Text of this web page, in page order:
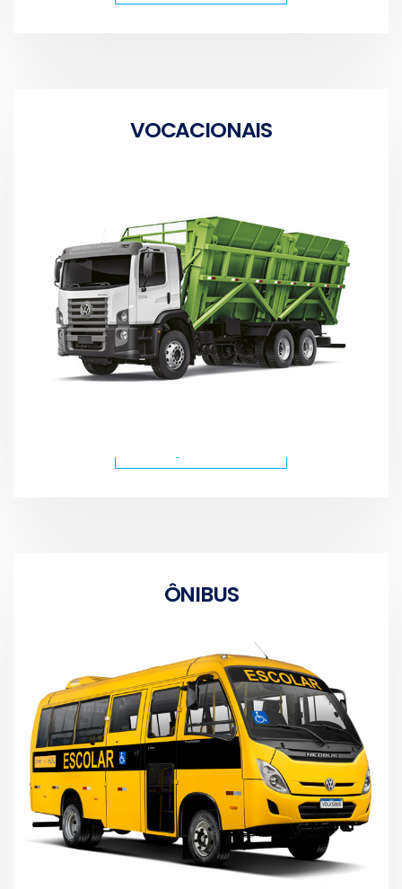
VOCACIONAIS
ÔNIBUS